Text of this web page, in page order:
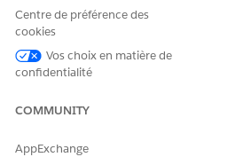
Dites-nous ce que nous
Centre de préférence des
cookies
Vos choix en matière de
confidentialité
COMMUNITY
AppExchange